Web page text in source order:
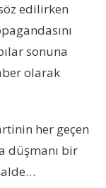
edilirken
sonuna
olarak
her geçen
düşmanı bir